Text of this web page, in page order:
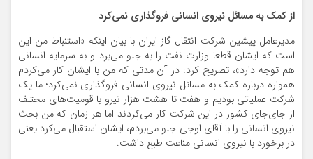
از کمک به مسائل نیروی انسانی فروگذاری نمی‌کرد
مدیرعامل پیشین شرکت انتقال گاز ایران با بیان اینکه «استنباط من این
است که ایشان قطعا وزارت نفت را به جلو می‌برد و به سرمایه انسانی
هم توجه دارد»، تصریح کرد: در آن مدتی که من با ایشان کار می‌کردم
همواره درباره کمک به مسائل نیروی انسانی فروگذاری نمی‌کرد؛ ما یک
شرکت عملیاتی بودیم و هفت تا هشت هزار نیرو با قومیت‌های مختلف
از جای‌جای کشور در این شرکت کار می‌کردند اما هر زمان که من بحث
نیروی انسانی را با آقای اوجی جلو می‌بردم، ایشان استقبال می‌کرد یعنی
در برخورد با نیروی انسانی مناعت طبع داشت.